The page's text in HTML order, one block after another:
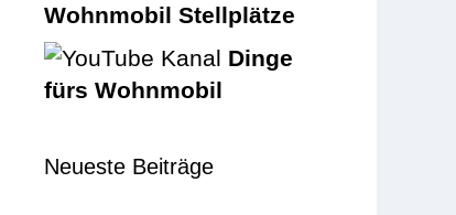
Wohnmobil Stellplätze
Dinge
fürs Wohnmobil
Neueste Beiträge